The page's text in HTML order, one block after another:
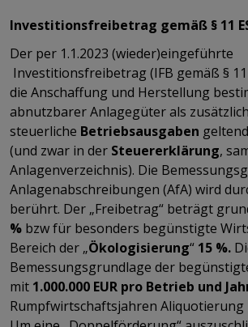
Investitionsfreibetrag gemäß § 11
Der per 1.1.2023 (wieder)eingeführte
Investitionsfreibetrag (IFB gemäß §
die Anschaffung und Herstellung
abnutzbarer Anlagegüter als
steuerliche Betriebsausgaben
(und zwar in der Steuererklärung,
Anlagenverzeichnis). Die
Anlagenabschreibungen (AfA) wird
berührt. Der „Freibetrag“ beträgt
% bzw für besonders begünstigte
Bereich der „Ökologisierung“ 15 %.
Bemessungsgrundlage der
mit 1.000.000 EUR pro Betrieb und
Rumpfwirtschaftsjahren Aliquotierung